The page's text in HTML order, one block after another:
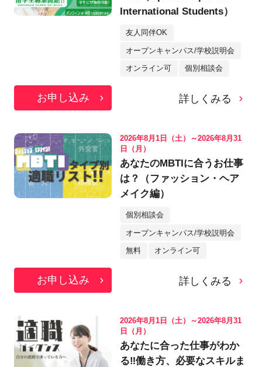
International Students）
友人同伴OK
オープンキャンパス/学校説明会
オンライン可 個別相談会
お申し込み 詳しくみる
2026年8月1日（土）～2026年8月31
日（月）
あなたのMBTIに合うお仕事
は？（ファッション・ヘア
メイク編）
個別相談会
オープンキャンパス/学校説明会
無料 オンライン可
お申し込み 詳しくみる
2026年8月1日（土）～2026年8月31
日（月）
あなたに合った仕事がわか
る‼働き方、必要なスキルま